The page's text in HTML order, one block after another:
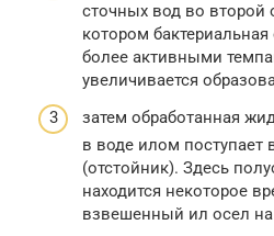
сточных вод во второй
котором
более активными
увеличивается
затем обработанная
в воде илом поступает
(отстойник). Здесь
находится некоторое
взвешенный ил осел